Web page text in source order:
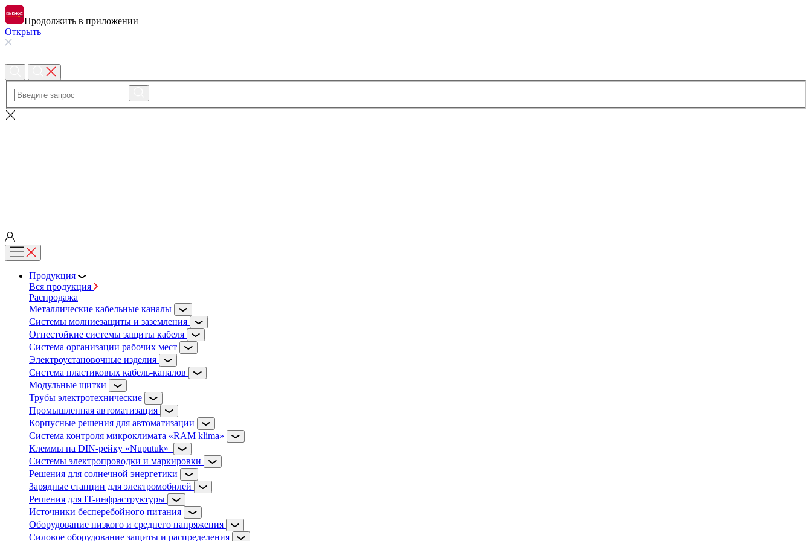
Продолжить в приложении
Открыть
Продукция
Вся продукция
Распродажа
Металлические кабельные каналы
Системы молниезащиты и заземления
Огнестойкие системы защиты кабеля
Система организации рабочих мест
Электроустановочные изделия
Система пластиковых кабель-каналов
Модульные щитки
Трубы электротехнические
Промышленная автоматизация
Корпусные решения для автоматизации
Система контроля микроклимата «RAM klima»
Клеммы на DIN-рейку «Nuputuk»
Системы электропроводки и маркировки
Решения для солнечной энергетики
Зарядные станции для электромобилей
Решения для IT-инфраструктуры
Источники бесперебойного питания
Оборудование низкого и среднего напряжения
Силовое оборудование защиты и распределения